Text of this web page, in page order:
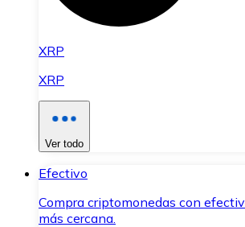
XRP
XRP
Ver todo
Efectivo
Compra criptomonedas con
más cercana.